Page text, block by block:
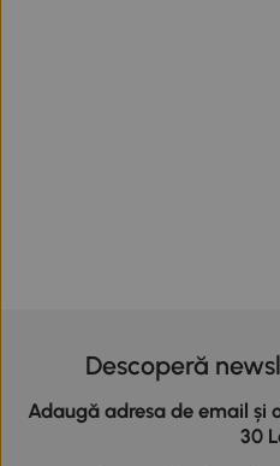
Descoperă
Adaugă adresa de email și
30